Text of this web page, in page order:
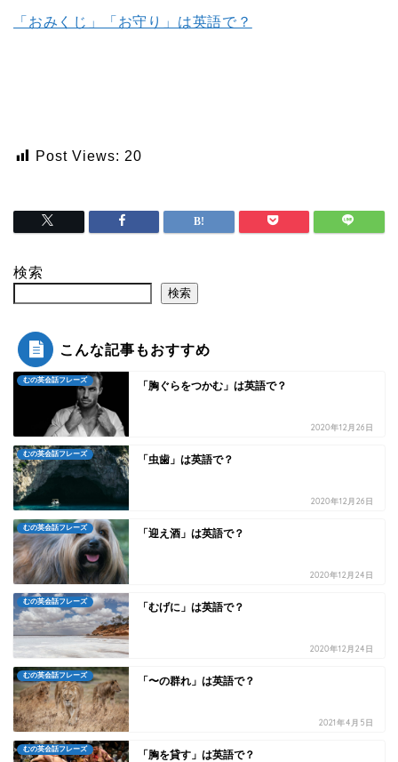
「おみくじ」「お守り」は英語で？
Post Views: 20
検索
検索
こんな記事もおすすめ
むの英会話フレーズ 「胸ぐらをつかむ」は英語で？
2020年12月26日
むの英会話フレーズ 「虫歯」は英語で？
2020年12月26日
むの英会話フレーズ 「迎え酒」は英語で？
2020年12月24日
むの英会話フレーズ 「むげに」は英語で？
2020年12月24日
むの英会話フレーズ 「〜の群れ」は英語で？
2021年4月5日
むの英会話フレーズ 「胸を貸す」は英語で？